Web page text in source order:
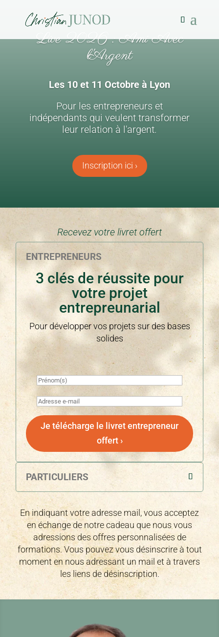
Live 2026 : Ami Avec
l'Argent
Les 10 et 11 Octobre à Lyon
Pour les entrepreneurs et
indépendants qui veulent transformer
leur relation à l'argent.
Inscription ici ›
Recevez votre livret offert
ENTREPRENEURS
3 clés de réussite pour
votre projet
entrepreunarial
Pour développer vos projets sur des bases
solides
Je télécharge le livret entrepreneur
offert ›
PARTICULIERS
En indiquant votre adresse mail, vous acceptez
en échange de notre cadeau que nous vous
adressions des offres personnalisées de
formations. Vous pouvez vous désinscrire à tout
moment en nous adressant un mail et à travers
les liens de désinscription.